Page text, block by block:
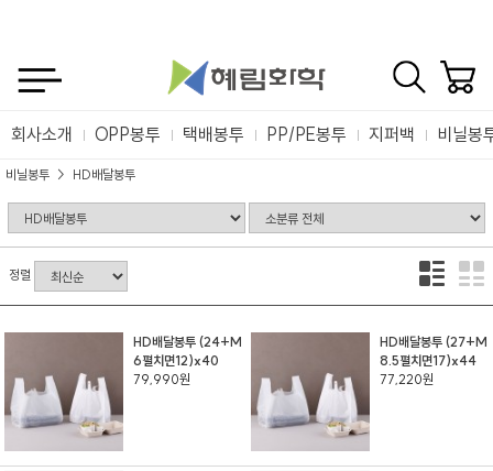
회사소개 OPP봉투 택배봉투 PP/PE봉투 지퍼백 비닐봉
비닐봉투 HD배달봉투
정렬
HD배달봉투 (24+M
6펼치면12)x40
79,990원
HD배달봉투 (27+M
8.5펼치면17)x44
77,220원